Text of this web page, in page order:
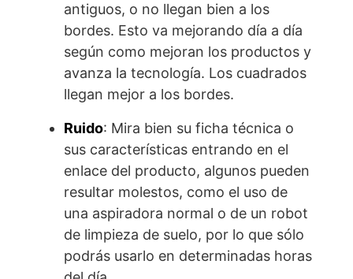
antiguos, o no llegan bien a los
bordes. Esto va mejorando día a día
según como mejoran los productos y
avanza la tecnología. Los cuadrados
llegan mejor a los bordes.
Ruido: Mira bien su ficha técnica o
sus características entrando en el
enlace del producto, algunos pueden
resultar molestos, como el uso de
una aspiradora normal o de un robot
de limpieza de suelo, por lo que sólo
podrás usarlo en determinadas horas